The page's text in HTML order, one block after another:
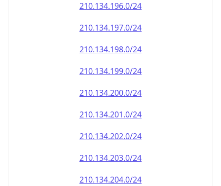
210.134.196.0/24
210.134.197.0/24
210.134.198.0/24
210.134.199.0/24
210.134.200.0/24
210.134.201.0/24
210.134.202.0/24
210.134.203.0/24
210.134.204.0/24